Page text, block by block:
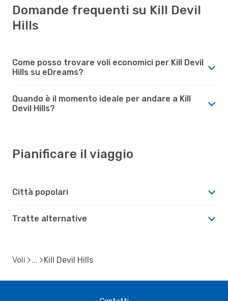
Domande frequenti su Kill Devil
Hills
Come posso trovare voli economici per Kill Devil
Hills su eDreams?
Quando è il momento ideale per andare a Kill
Devil Hills?
Pianificare il viaggio
Città popolari
Tratte alternative
Voli Kill Devil Hills